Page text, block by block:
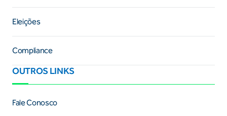
Eleições
Compliance
OUTROS LINKS
Fale Conosco